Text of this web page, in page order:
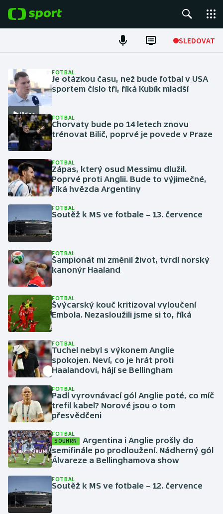
SLEDOVAT
Hokej
Tenis
Atletika
Cyklistika
DALŠÍ SPORTY
Americký fotbal
Baseball a softbal
Basketbal
Biatlon
Boby a skeleton
Box
Curling
Dostihy
Florbal
Futsal
Golf
Gymnastika
Házená
NEPŘEHLÉDNĚTE
Soutěže
Historické návraty
Aplikace ČT sport
AZ kvíz
Video
FOTBAL
Je otázkou času, než bude fotbal v USA
sportem číslo tři, říká Kubík mladší
FOTBAL
Chorvaty bude po 14 letech znovu
trénovat Bilič, poprvé je povede v Praze
FOTBAL
Zápas, který osud Messimu dlužil.
Poprvé proti Anglii. Bude to výjimečné,
říká hvězda Argentiny
FOTBAL
Soutěž k MS ve fotbale – 13. července
FOTBAL
Šampionát mi změnil život, tvrdí norský
kanonýr Haaland
FOTBAL
Švýcarský kouč kritizoval vyloučení
Embola. Nezasloužili jsme si to, říká
FOTBAL
Tuchel nebyl s výkonem Anglie
spokojen. Neví, co je hrát proti
Haalandovi, hájí se Bellingham
FOTBAL
Padl vyrovnávací gól Anglie poté, co míč
trefil kabel? Norové jsou o tom
přesvědčeni
FOTBAL
SOUHRN
Argentina i Anglie prošly do
semifinále po prodloužení. Nádherný gól
Álvareze a Bellinghamova show
FOTBAL
Soutěž k MS ve fotbale – 12. července